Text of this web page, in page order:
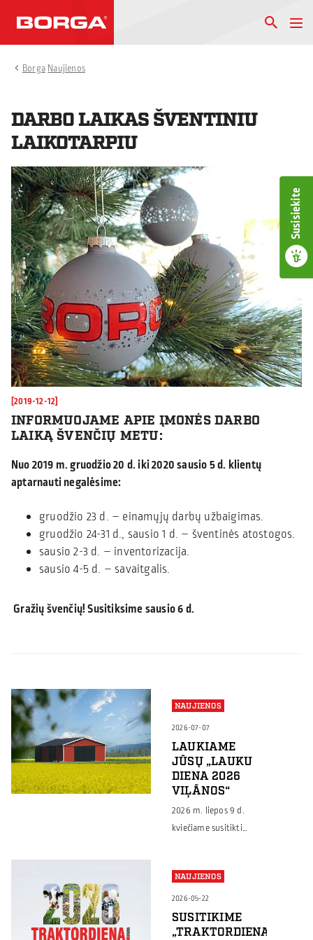
Susisiekite
Borga Naujienos
DARBO LAIKAS ŠVENTINIU
LAIKOTARPIU
[2019-12-12]
INFORMUOJAME APIE ĮMONĖS DARBO
LAIKĄ ŠVENČIŲ METU:
Nuo 2019 m. gruodžio 20 d. iki 2020 sausio 5 d. klientų
aptarnauti negalėsime:
gruodžio 23 d. – einamųjų darbų užbaigimas.
gruodžio 24-31 d., sausio 1 d. – šventinės atostogos.
sausio 2-3 d. – inventorizacija.
sausio 4-5 d. – savaitgalis.
Gražių švenčių! Susitiksime sausio 6 d.
NAUJIENOS
2026-07-07
LAUKIAME
JŪSŲ „LAUKU
DIENA 2026
VIĻĀNOS“
2026 m. liepos 9 d.
kviečiame susitikti
renginyje, kuriame
ūkininkai, žemės ūkio
specialistai ir verslo
atstovai dalinsis
NAUJIENOS
2026-05-22
SUSITIKIME
„TRAKTORDIENA